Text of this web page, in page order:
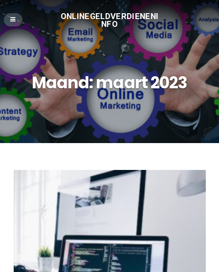
ONLINEGELDVERDIENENI
NFO
Maand:maart 2023